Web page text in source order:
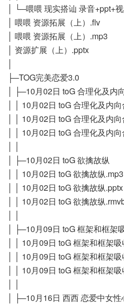
│ └─喂喂 现实搭讪 录音+ppt+
│ 喂喂 资源拓展（上）.flv
│ 喂喂 资源拓展（上）.mp3
│ 资源扩展（上）.pptx
├─TOG完美恋爱3.0
│ ├─10月02日 toG 合理化及内
│ │ 10月02日 toG 合理化及内
│ │ 10月02日 toG 合理化及内
│ │ 10月02日 toG 合理化及内
│ ├─10月02日 toG 欲擒故纵
│ │ 10月02日 toG 欲擒故纵.mp3
│ │ 10月02日 toG 欲擒故纵.pptx
│ │ 10月02日 toG 欲擒故纵
│ ├─10月09日 toG 框架和框架
│ │ 10月09日 toG 框架和框架
│ │ 10月09日 toG 框架和框架
│ │ 10月09日 toG 框架和框架
│ ├─10月16日 西西 恋爱中女性